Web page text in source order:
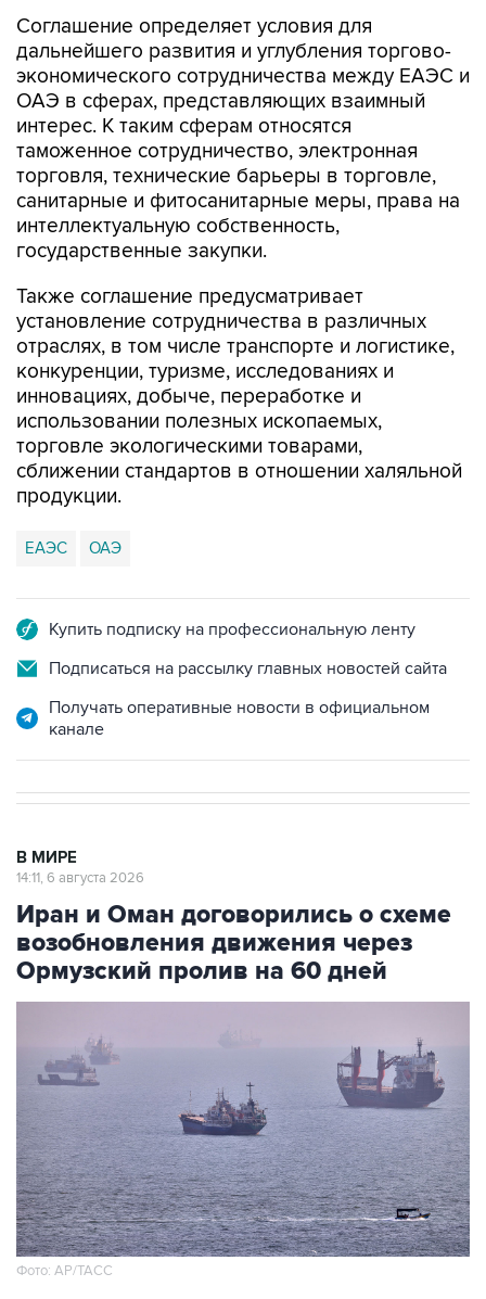
Соглашение определяет условия для
дальнейшего развития и углубления торгово-
экономического сотрудничества между ЕАЭС и
ОАЭ в сферах, представляющих взаимный
интерес. К таким сферам относятся
таможенное сотрудничество, электронная
торговля, технические барьеры в торговле,
санитарные и фитосанитарные меры, права на
интеллектуальную собственность,
государственные закупки.
Также соглашение предусматривает
установление сотрудничества в различных
отраслях, в том числе транспорте и логистике,
конкуренции, туризме, исследованиях и
инновациях, добыче, переработке и
использовании полезных ископаемых,
торговле экологическими товарами,
сближении стандартов в отношении халяльной
продукции.
ЕАЭС ОАЭ
Купить подписку на профессиональную ленту
Подписаться на рассылку главных новостей сайта
Получать оперативные новости в официальном
канале
В МИРЕ
14:11, 6 августа 2026
Иран и Оман договорились о схеме
возобновления движения через
Ормузский пролив на 60 дней
Фото: AP/ТАСС